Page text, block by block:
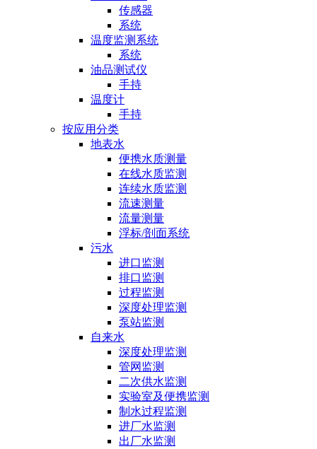
传感器
系统
温度监测系统
系统
油品测试仪
手持
温度计
手持
按应用分类
地表水
便携水质测量
在线水质监测
连续水质监测
流速测量
流量测量
浮标/剖面系统
污水
进口监测
排口监测
过程监测
深度处理监测
泵站监测
自来水
深度处理监测
管网监测
二次供水监测
实验室及便携监测
制水过程监测
进厂水监测
出厂水监测